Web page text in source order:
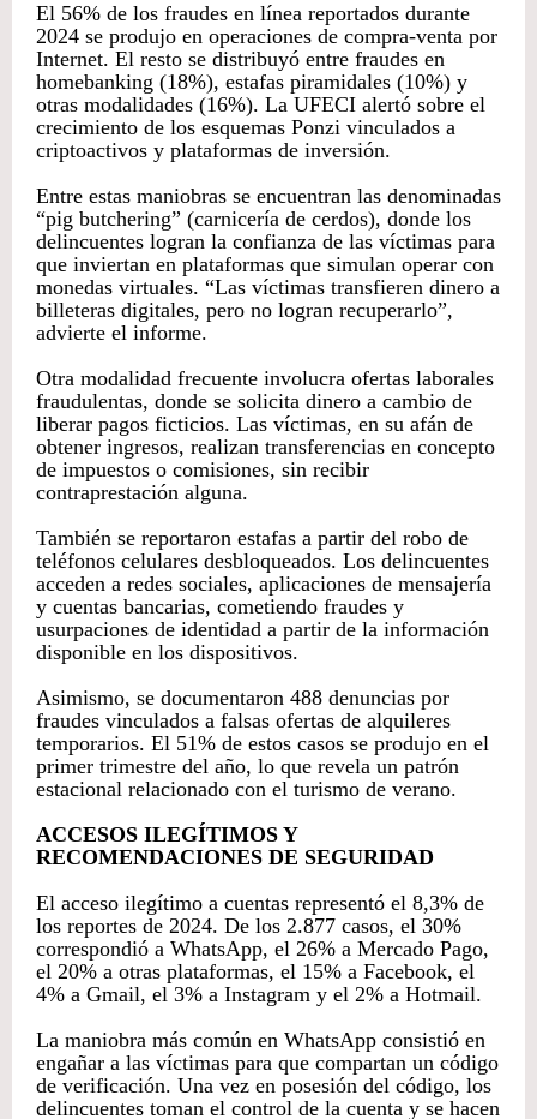
El 56% de los fraudes en línea reportados durante
2024 se produjo en operaciones de compra-venta por
Internet. El resto se distribuyó entre fraudes en
homebanking (18%), estafas piramidales (10%) y
otras modalidades (16%). La UFECI alertó sobre el
crecimiento de los esquemas Ponzi vinculados a
criptoactivos y plataformas de inversión.
Entre estas maniobras se encuentran las denominadas
“pig butchering” (carnicería de cerdos), donde los
delincuentes logran la confianza de las víctimas para
que inviertan en plataformas que simulan operar con
monedas virtuales. “Las víctimas transfieren dinero a
billeteras digitales, pero no logran recuperarlo”,
advierte el informe.
Otra modalidad frecuente involucra ofertas laborales
fraudulentas, donde se solicita dinero a cambio de
liberar pagos ficticios. Las víctimas, en su afán de
obtener ingresos, realizan transferencias en concepto
de impuestos o comisiones, sin recibir
contraprestación alguna.
También se reportaron estafas a partir del robo de
teléfonos celulares desbloqueados. Los delincuentes
acceden a redes sociales, aplicaciones de mensajería
y cuentas bancarias, cometiendo fraudes y
usurpaciones de identidad a partir de la información
disponible en los dispositivos.
Asimismo, se documentaron 488 denuncias por
fraudes vinculados a falsas ofertas de alquileres
temporarios. El 51% de estos casos se produjo en el
primer trimestre del año, lo que revela un patrón
estacional relacionado con el turismo de verano.
ACCESOS ILEGÍTIMOS Y
RECOMENDACIONES DE SEGURIDAD
El acceso ilegítimo a cuentas representó el 8,3% de
los reportes de 2024. De los 2.877 casos, el 30%
correspondió a WhatsApp, el 26% a Mercado Pago,
el 20% a otras plataformas, el 15% a Facebook, el
4% a Gmail, el 3% a Instagram y el 2% a Hotmail.
La maniobra más común en WhatsApp consistió en
engañar a las víctimas para que compartan un código
de verificación. Una vez en posesión del código, los
delincuentes toman el control de la cuenta y se hacen